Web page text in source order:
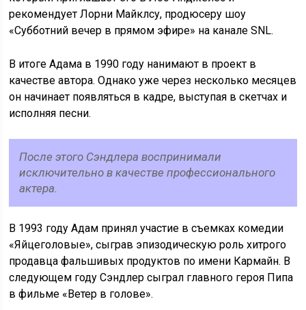
рекомендует Лорни Майклсу, продюсеру шоу
«Субботний вечер в прямом эфире» на канале SNL.
В итоге Адама в 1990 году нанимают в проект в
качестве автора. Однако уже через несколько месяцев
он начинает появляться в кадре, выступая в скетчах и
исполняя песни.
После этого Сэндлера воспринимали
исключительно в качестве профессионального
актера.
В 1993 году Адам принял участие в съемках комедии
«Яйцеголовые», сыграв эпизодическую роль хитрого
продавца фальшивых продуктов по имени Кармайн. В
следующем году Сэндлер сыграл главного героя Пипа
в фильме «Ветер в голове».